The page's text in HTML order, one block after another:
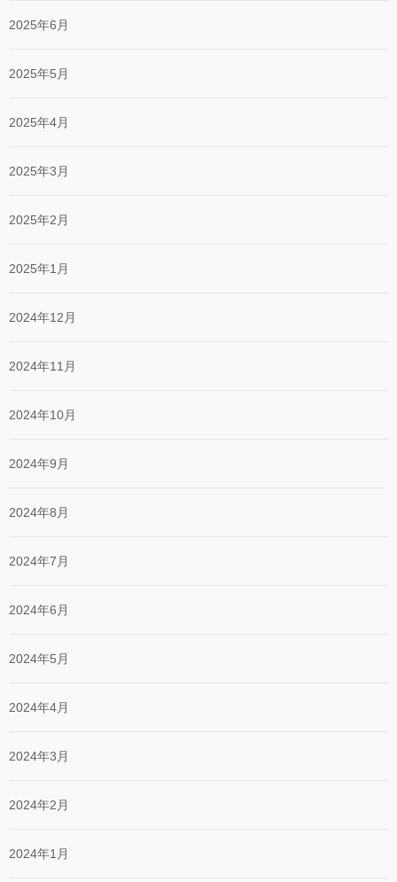
2025年6月
2025年5月
2025年4月
2025年3月
2025年2月
2025年1月
2024年12月
2024年11月
2024年10月
2024年9月
2024年8月
2024年7月
2024年6月
2024年5月
2024年4月
2024年3月
2024年2月
2024年1月